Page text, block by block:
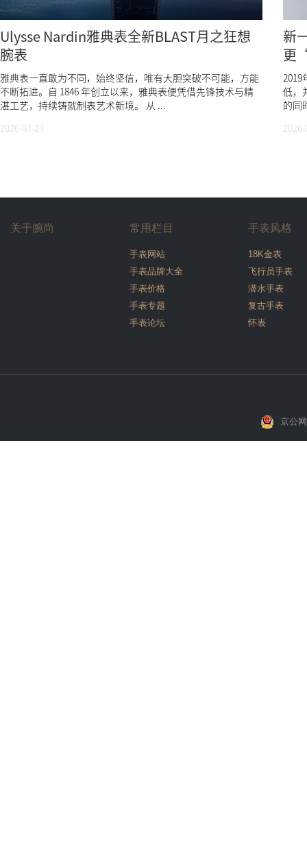
Ulysse Nardin雅典表全新BLAST月之狂想
腕表
雅典表一直敢为不同，始终坚信，唯有大胆突破不可能，方能
不断拓进。自 1846 年创立以来，雅典表便凭借先锋技术与精
湛工艺，持续铸就制表艺术新境。 从 ...
2026-07-23
新
更
2019
低，
的同
关于腕尚 常用栏目
手表网站
手表品牌大全
手表价格
手表专题
手表论坛
手表风格
18K金表
飞行员手表
潜水手表
复古手表
怀表
京公